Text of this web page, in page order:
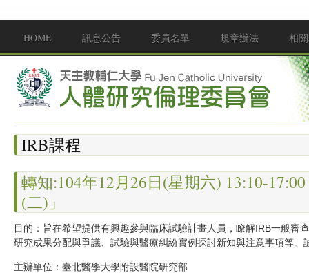
Main menu
HOME 訊息公告 委員名單 規章辦法 相
IRB課程
轉知:104年12月26日(星期六) 13:10-
(二)」
目的：旨在希望提供有興趣參與臨床試驗計畫人員，瞭解IRB一般審
研究成果分配與爭議、試驗與醫療糾紛實例探討新知與注意事項等。
主辦單位：臺北醫學大學附設醫院研究部